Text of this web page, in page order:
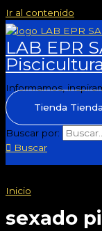
Ir al contenido
LAB EPR
Informamos,
Tienda Tienda
Buscar por:
Buscar
Inicio
sexado